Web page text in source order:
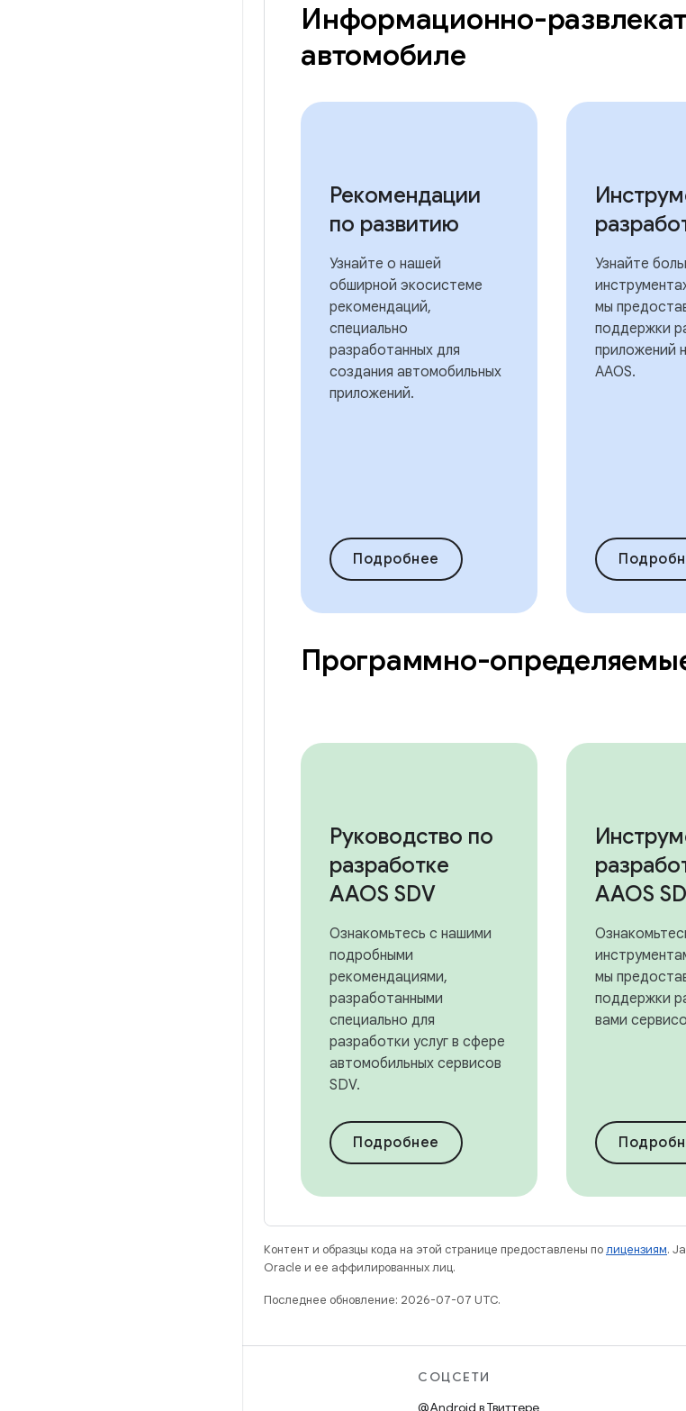
Информационно-
автомобиле
Рекомендации
по развитию
Узнайте о нашей
обширной экосистеме
рекомендаций,
специально
разработанных для
создания автомобильных
приложений.
Подробнее
Узнайте
мы
поддержки
приложений
AAOS.
Программно-
Руководство по
разработке
AAOS SDV
Ознакомьтесь с нашими
подробными
рекомендациями,
разработанными
специально для
разработки услуг в сфере
автомобильных сервисов
SDV.
Подробнее
AAOS
мы
поддержки
вами
Контент и образцы кода на этой странице предоставлены полицензиям.
Oracle и ее аффилированных лиц.
Последнее обновление: 2026-07-07 UTC.
СОЦСЕТИ
@Android в Твиттере